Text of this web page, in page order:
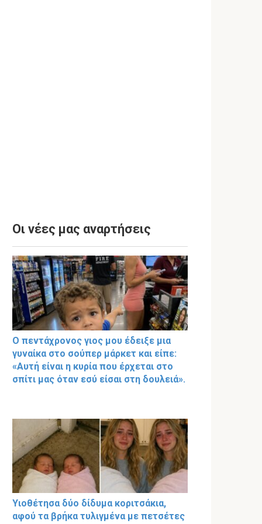
Οι νέες μας αναρτήσεις
Ο πεντάχρονος γιος μου έδειξε μια
γυναίκα στο σούπερ μάρκετ και είπε:
«Αυτή είναι η κυρία που έρχεται στο
σπίτι μας όταν εσύ είσαι στη δουλειά».
Υιοθέτησα δύο δίδυμα κοριτσάκια,
αφού τα βρήκα τυλιγμένα με πετσέτες